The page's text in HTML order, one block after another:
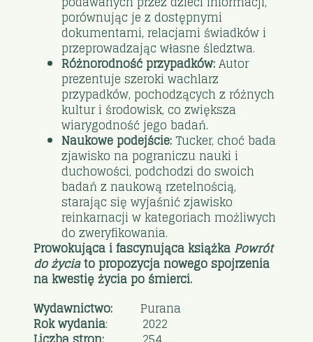
porównując je z dostępnymi
dokumentami, relacjami świadków i
przeprowadzając własne śledztwa.
Różnorodność przypadków:Autor
prezentuje szeroki wachlarz
przypadków, pochodzących z różnych
kultur i środowisk, co zwiększa
wiarygodność jego badań.
Naukowe podejście:Tucker, choć bada
zjawisko na pograniczu nauki i
duchowości, podchodzi do swoich
badań z naukową rzetelnością,
starając się wyjaśnić zjawisko
reinkarnacji w kategoriach możliwych
do zweryfikowania.
Prowokująca i fascynująca książka Powrót
do życiato propozycja nowego spojrzenia
na kwestię życia po śmierci.
Wydawnictwo: Purana
Rok wydania: 2022